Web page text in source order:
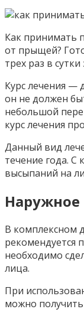
Как принимать
от прыщей?
трех раз в
Курс лечения —
он не должен
небольшой
курс лечения
Данный вид
течение года.
высыпаний на
В комплексном
рекомендуется
необходимо
лица.
При
можно